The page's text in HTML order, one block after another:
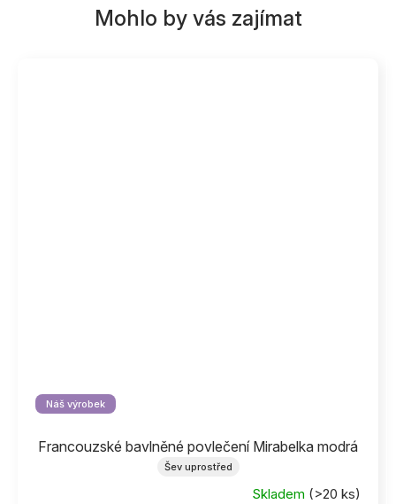
Náš výrobek
Francouzské bavlněné povlečení Mirabelka modrá
Šev uprostřed
Skladem (>20 ks)